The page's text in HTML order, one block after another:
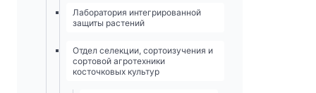
Лаборатория интегрированной
защиты растений
Отдел селекции, сортоизучения и
сортовой агротехники
косточковых культур